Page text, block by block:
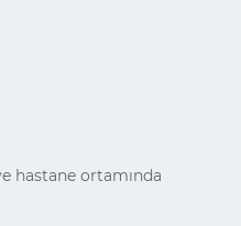
hastane ortamında